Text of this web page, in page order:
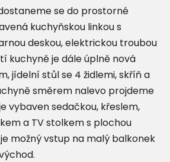
se do prostorné
kuchyňskou linkou s
deskou, elektrickou troubou
kuchyně je dále úplně nová
jídelní stůl se 4 židlemi, skříň a
směrem nalevo projdeme
vybaven sedačkou, křeslem,
a TV stolkem s plochou
možný vstup na malý balkonek